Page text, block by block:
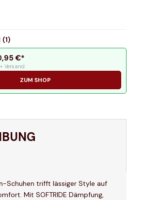
(1)
€*
+ Versand
ZUM SHOP
Schuhen trifft lässiger Style auf
Mit SOFTRIDE Dämpfung,